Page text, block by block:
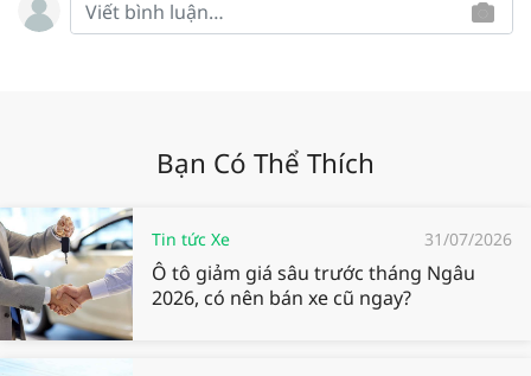
Bạn Có Thể Thích
Tin tức Xe 31/07/2026
Ô tô giảm giá sâu trước tháng Ngâu
2026, có nên bán xe cũ ngay?